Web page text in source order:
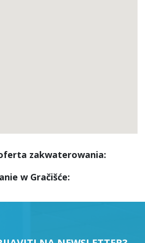
zakwaterowania:
w Gračišće: